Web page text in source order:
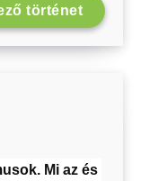
történet
Mi az és